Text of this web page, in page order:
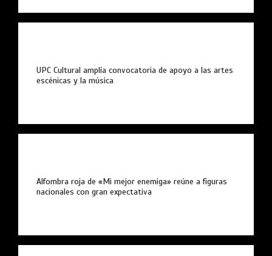
UPC Cultural amplía convocatoria de apoyo a las artes
escénicas y la música
Alfombra roja de «Mi mejor enemiga» reúne a figuras
nacionales con gran expectativa